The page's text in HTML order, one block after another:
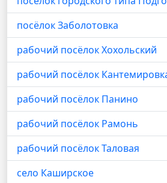
посёлок Заболотовка
рабочий посёлок Хохольский
рабочий посёлок
рабочий посёлок Панино
рабочий посёлок Рамонь
рабочий посёлок Таловая
село Каширское